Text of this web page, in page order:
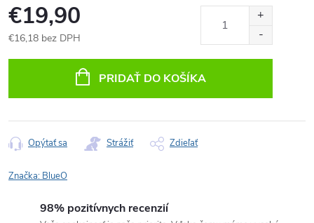
€19,90
€16,18 bez DPH
PRIDAŤ DO KOŠÍKA
Opýtať sa Strážiť Zdieľať
Značka: BlueO
98% pozitívnych recenzií